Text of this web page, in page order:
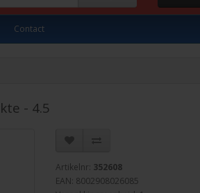
Contact
- 4.5
Artikelnr: 352608
EAN: 8002908026085